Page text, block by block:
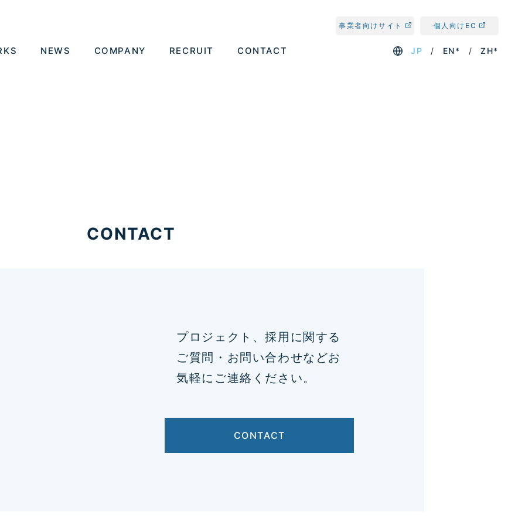
NEWS COMPANY RECRUIT CONTACT
事業者向けサイト 個人向けEC
JP EN* ZH*
CONTACT
プロジェクト、採用に関する
ご質問・お問い合わせなどお
気軽にご連絡ください。
CONTACT